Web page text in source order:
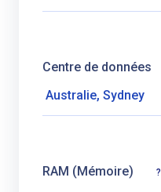
Centre de données
RAM (Mémoire) ?